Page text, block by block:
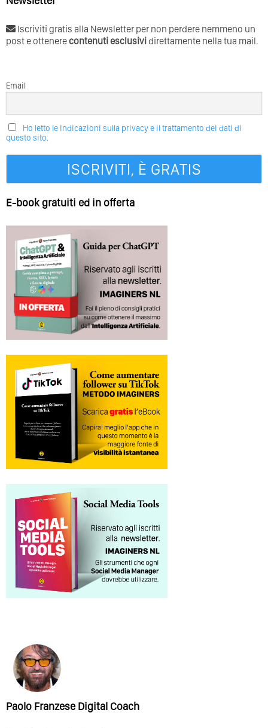
Iscriviti gratis alla Newsletter per non perdere nemmeno un
post e ottenerecontenuti esclusividirettamente nella tua mail.
Email
Ho letto le indicazioni sulla privacy e il trattamento dei dati di
questo sito.
E-book gratuiti ed in offerta
Paolo Franzese Digital Coach